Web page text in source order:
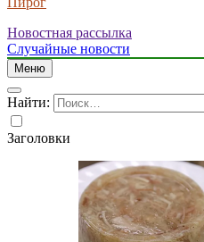
Новостная рассылка
Случайные новости
Меню
Найти:
Заголовки